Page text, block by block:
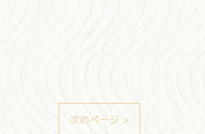
次のページ >